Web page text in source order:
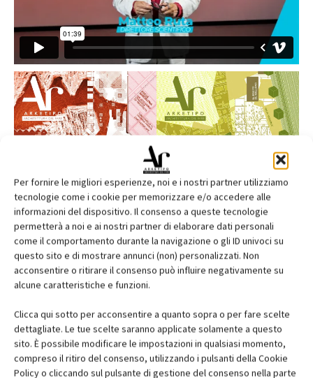
Per fornire le migliori esperienze, noi e i nostri partner utilizziamo
tecnologie come i cookie per memorizzare e/o accedere alle
informazioni del dispositivo. Il consenso a queste tecnologie
permetterà a noi e ai nostri partner di elaborare dati personali
come il comportamento durante la navigazione o gli ID univoci su
questo sito e di mostrare annunci (non) personalizzati. Non
acconsentire o ritirare il consenso può influire negativamente su
alcune caratteristiche e funzioni.
Clicca qui sotto per acconsentire a quanto sopra o per fare scelte
dettagliate. Le tue scelte saranno applicate solamente a questo
sito. È possibile modificare le impostazioni in qualsiasi momento,
compreso il ritiro del consenso, utilizzando i pulsanti della Cookie
Policy o cliccando sul pulsante di gestione del consenso nella parte
Edicola web
Abbonati e regala
Iscriviti alla newsletter